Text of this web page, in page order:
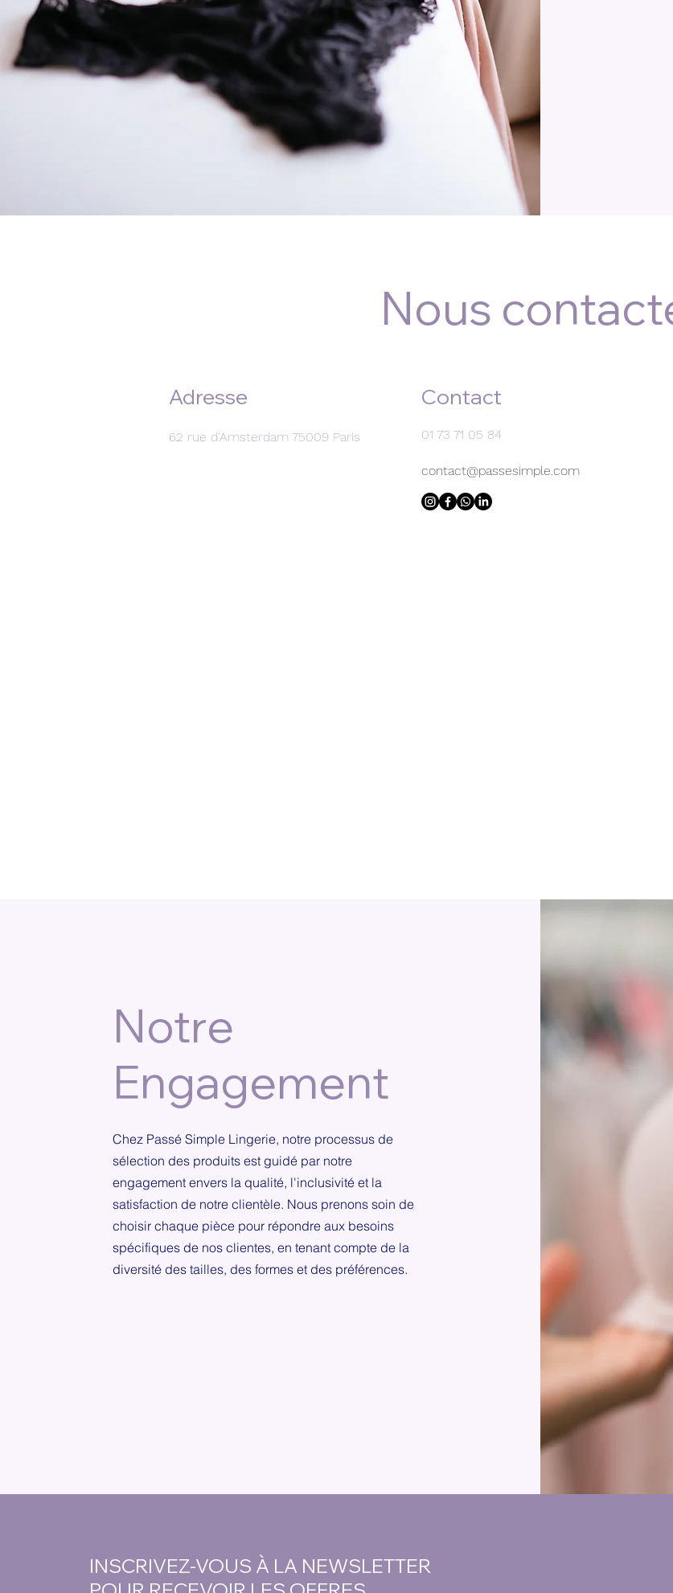
Nous
Adresse
62 rue d'Amsterdam 75009 Paris
Contact
01 73 71 05 84
contact@passesimple.com
Notre
Engagement
Chez Passé Simple Lingerie, notre processus de
sélection des produits est guidé par notre
engagement envers la qualité, l'inclusivité et la
satisfaction de notre clientèle. Nous prenons soin de
choisir chaque pièce pour répondre aux besoins
spécifiques de nos clientes, en tenant compte de la
diversité des tailles, des formes et des préférences.
INSCRIVEZ-VOUS À LA NEWSLETTER